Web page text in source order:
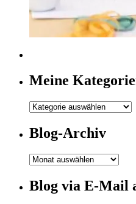
Meine
Meine
Blog-Archiv
Blog-
Blog via E-Mail